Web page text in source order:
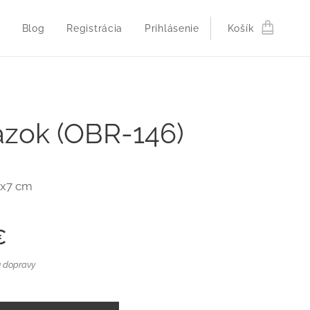
Blog Registrácia Prihlásenie Košík
(OBR-146)
cm
dopravy